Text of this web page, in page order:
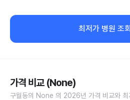
최저가 병원 조
가격 비교 (None)
구월동의 None 의 2026년 가격 비교와 최